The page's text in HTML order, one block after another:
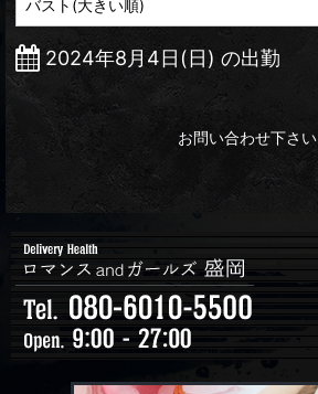
2024年8月4日(日) の出勤
お問い合わせ下さい